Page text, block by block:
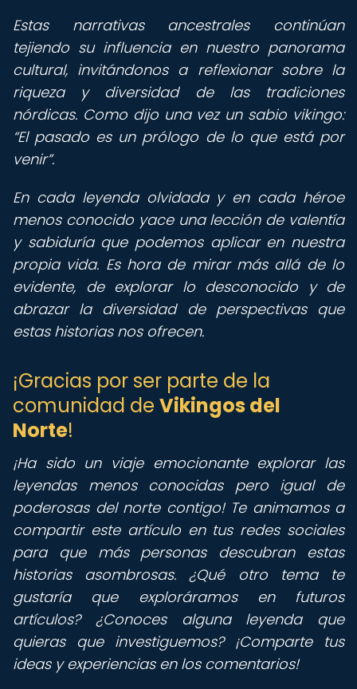
Estas narrativas ancestrales continúan
tejiendo su influencia en nuestro panorama
cultural, invitándonos a reflexionar sobre la
riqueza y diversidad de las tradiciones
nórdicas. Como dijo una vez un sabio vikingo:
El pasado es un prólogo de lo que está por
venir .
En cada leyenda olvidada y en cada héroe
menos conocido yace una lección de valentía
y sabiduría que podemos aplicar en nuestra
propia vida. Es hora de mirar más allá de lo
evidente, de explorar lo desconocido y de
abrazar la diversidad de perspectivas que
estas historias nos ofrecen.
¡Gracias por ser parte de la
comunidad de Vikingos del
Norte!
¡Ha sido un viaje emocionante explorar las
leyendas menos conocidas pero igual de
poderosas del norte contigo! Te animamos a
compartir este artículo en tus redes sociales
para que más personas descubran estas
historias asombrosas. ¿Qué otro tema te
gustaría que exploráramos en futuros
artículos? ¿Conoces alguna leyenda que
quieras que investiguemos? ¡Comparte tus
ideas y experiencias en los comentarios!